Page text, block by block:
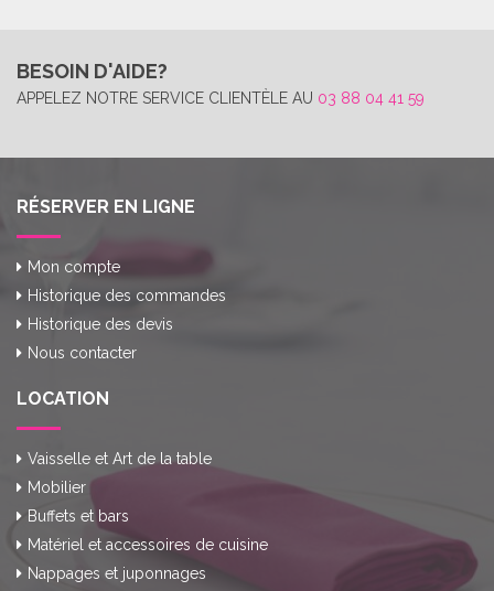
BESOIN D'AIDE?
APPELEZ NOTRE SERVICE CLIENTÈLE AU 03 88 04 41 59
RÉSERVER EN LIGNE
Mon compte
Historique des commandes
Historique des devis
Nous contacter
LOCATION
Vaisselle et Art de la table
Mobilier
Buffets et bars
Matériel et accessoires de cuisine
Nappages et juponnages